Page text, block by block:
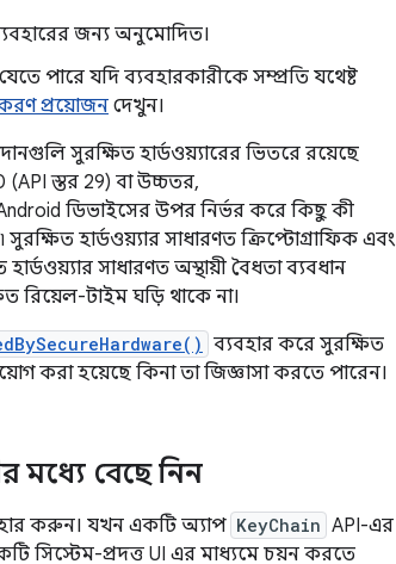
জন্য অনুমোদিত।
পারে যদি ব্যবহারকারীকে সম্প্রতি যথেষ্ট
প্রয়োজন দেখুন।
সুরক্ষিত হার্ডওয়্যারের ভিতরে রয়েছে
(API স্তর 29) বা উচ্চতর,
ডিভাইসের উপর নির্ভর করে কিছু কী
হার্ডওয়্যার সাধারণত ক্রিপ্টোগ্রাফিক এবং
সাধারণত অস্থায়ী বৈধতা ব্যবধান
রিয়েল-টাইম ঘড়ি থাকে না।
ব্যবহার করে সুরক্ষিত
করা হয়েছে কিনা তা জিজ্ঞাসা করতে পারেন।
মধ্যে বেছে নিন
করুন। যখন একটি অ্যাপ KeyChain API-এর
সিস্টেম-প্রদত্ত UI এর মাধ্যমে চয়ন করতে